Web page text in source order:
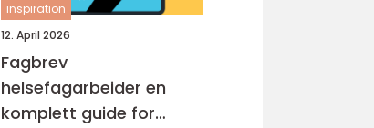
inspiration
12. April 2026
Fagbrev
helsefagarbeider en
komplett guide for